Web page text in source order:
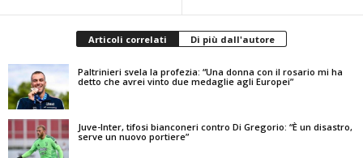
Articoli correlati Di più dall'autore
Paltrinieri svela la profezia: “Una donna con il rosario mi ha
detto che avrei vinto due medaglie agli Europei”
Juve-Inter, tifosi bianconeri contro Di Gregorio: “È un disastro,
serve un nuovo portiere”